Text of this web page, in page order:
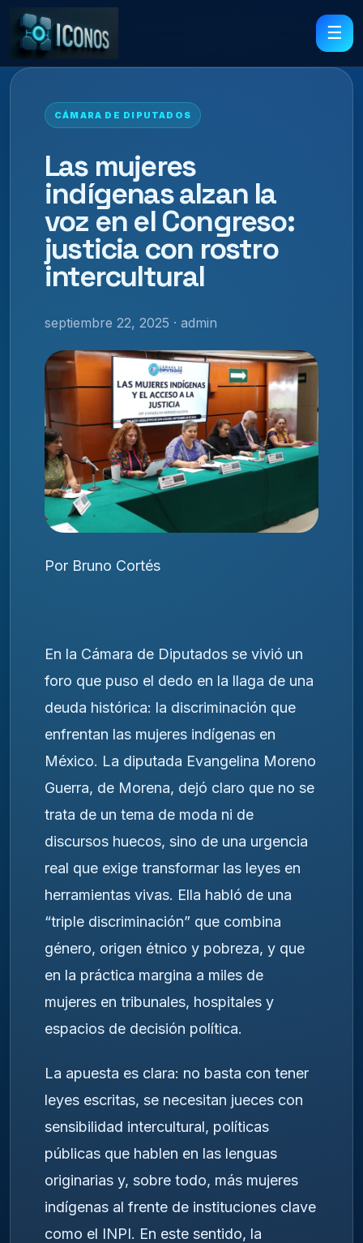
☰
CÁMARA DE DIPUTADOS
Las mujeres
indígenas alzan la
voz en el Congreso:
justicia con rostro
intercultural
septiembre 22, 2025 · admin
Por Bruno Cortés
En la Cámara de Diputados se vivió un
foro que puso el dedo en la llaga de una
deuda histórica: la discriminación que
enfrentan las mujeres indígenas en
México. La diputada Evangelina Moreno
Guerra, de Morena, dejó claro que no se
trata de un tema de moda ni de
discursos huecos, sino de una urgencia
real que exige transformar las leyes en
herramientas vivas. Ella habló de una
“triple discriminación” que combina
género, origen étnico y pobreza, y que
en la práctica margina a miles de
mujeres en tribunales, hospitales y
espacios de decisión política.
La apuesta es clara: no basta con tener
leyes escritas, se necesitan jueces con
sensibilidad intercultural, políticas
públicas que hablen en las lenguas
originarias y, sobre todo, más mujeres
indígenas al frente de instituciones clave
como el INPI. En este sentido, la